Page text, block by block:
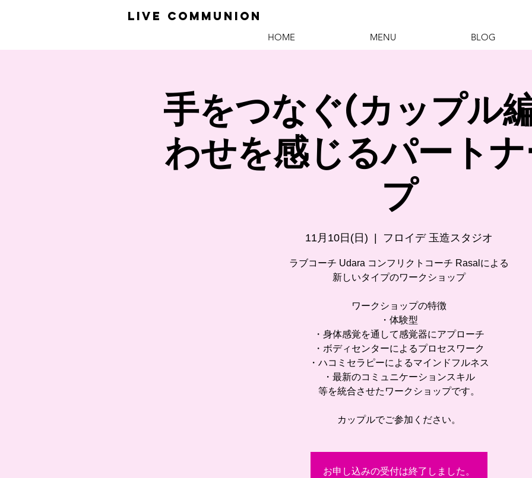
​LiVE COMMUNION
HOME MENU BLOG
手をつなぐ(カップル
わせを感じるパート
プ
11月10日(日) フロイデ 玉造スタジオ
ラブコーチ Udara コンフリクトコーチ Rasalによる
新しいタイプのワークショップ
ワークショップの特徴
・体験型
・身体感覚を通して感覚器にアプローチ
・ボディセンターによるプロセスワーク
・ハコミセラピーによるマインドフルネス
・最新のコミュニケーションスキル
等を統合させたワークショップです。
カップルでご参加ください。
お申し込みの受付は終了しました。